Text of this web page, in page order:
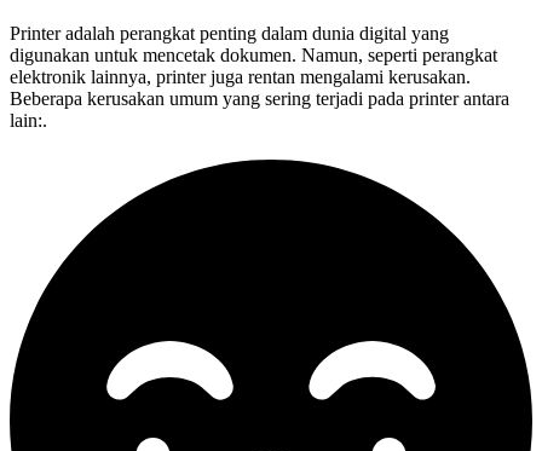
Printer adalah perangkat penting dalam dunia digital yang
digunakan untuk mencetak dokumen. Namun, seperti perangkat
elektronik lainnya, printer juga rentan mengalami kerusakan.
Beberapa kerusakan umum yang sering terjadi pada printer antara
lain:.